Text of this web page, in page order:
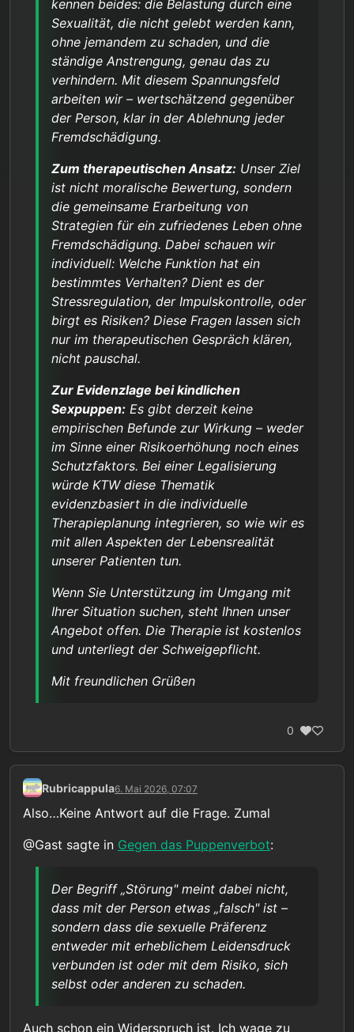
kennen beides: die Belastung durch eine
Sexualität, die nicht gelebt werden kann,
ohne jemandem zu schaden, und die
ständige Anstrengung, genau das zu
verhindern. Mit diesem Spannungsfeld
arbeiten wir – wertschätzend gegenüber
der Person, klar in der Ablehnung jeder
Fremdschädigung.
Zum therapeutischen Ansatz: Unser Ziel
ist nicht moralische Bewertung, sondern
die gemeinsame Erarbeitung von
Strategien für ein zufriedenes Leben ohne
Fremdschädigung. Dabei schauen wir
individuell: Welche Funktion hat ein
bestimmtes Verhalten? Dient es der
Stressregulation, der Impulskontrolle, oder
birgt es Risiken? Diese Fragen lassen sich
nur im therapeutischen Gespräch klären,
nicht pauschal.
Zur Evidenzlage bei kindlichen
Sexpuppen: Es gibt derzeit keine
empirischen Befunde zur Wirkung – weder
im Sinne einer Risikoerhöhung noch eines
Schutzfaktors. Bei einer Legalisierung
würde KTW diese Thematik
evidenzbasiert in die individuelle
Therapieplanung integrieren, so wie wir es
mit allen Aspekten der Lebensrealität
unserer Patienten tun.
Wenn Sie Unterstützung im Umgang mit
Ihrer Situation suchen, steht Ihnen unser
Angebot offen. Die Therapie ist kostenlos
und unterliegt der Schweigepflicht.
Mit freundlichen Grüßen
0
Rubricappula6. Mai 2026, 07:07
Also…Keine Antwort auf die Frage. Zumal
@Gast sagte in Gegen das Puppenverbot:
Der Begriff „Störung" meint dabei nicht,
dass mit der Person etwas „falsch" ist –
sondern dass die sexuelle Präferenz
entweder mit erheblichem Leidensdruck
verbunden ist oder mit dem Risiko, sich
selbst oder anderen zu schaden.
Auch schon ein Widerspruch ist. Ich wage zu